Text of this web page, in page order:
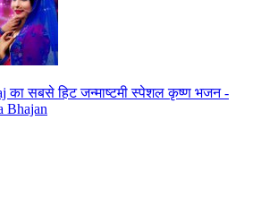
का सबसे हिट जन्माष्टमी स्पेशल कृष्ण भजन -
Bhajan